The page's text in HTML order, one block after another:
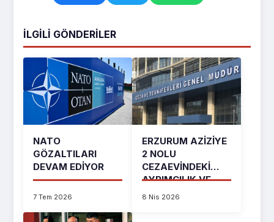
İLGILI GÖNDERILER
NATO
GÖZALTILARI
DEVAM EDIYOR
7 Tem 2026
ERZURUM AZIZIYE
2 NOLU
CEZAEVINDEKI
AYRIMCILIK VE
İHLAL...
8 Nis 2026